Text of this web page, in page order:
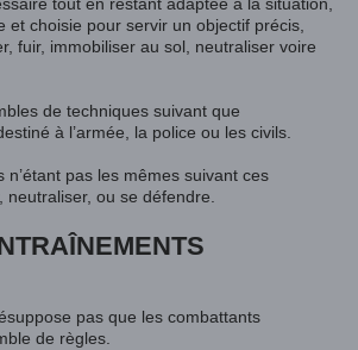
et choisie pour servir un objectif précis,
fuir, immobiliser au sol, neutraliser voire
de techniques suivant que
à l’armée, la police ou les civils.
n’étant pas les mêmes suivant ces
ou se défendre.
pas que les combattants
de règles.